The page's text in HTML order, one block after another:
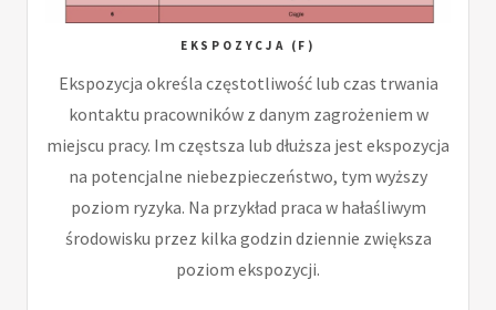
EKSPOZYCJA (F)
Ekspozycja określa częstotliwość lub czas trwania
kontaktu pracowników z danym zagrożeniem w
miejscu pracy. Im częstsza lub dłuższa jest ekspozycja
na potencjalne niebezpieczeństwo, tym wyższy
poziom ryzyka. Na przykład praca w hałaśliwym
środowisku przez kilka godzin dziennie zwiększa
poziom ekspozycji.